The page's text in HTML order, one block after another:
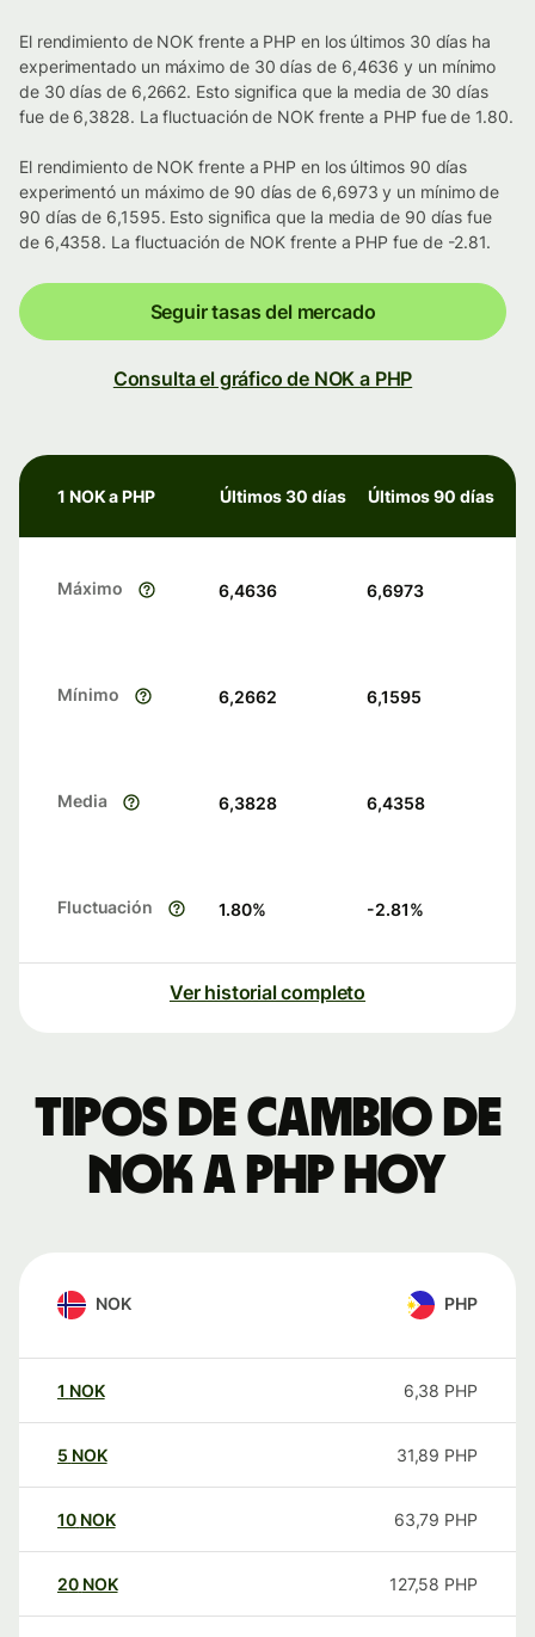
El rendimiento de NOK frente a PHP en los últimos 30 días ha
experimentado un máximo de 30 días de 6,4636 y un mínimo
de 30 días de 6,2662. Esto significa que la media de 30 días
fue de 6,3828. La fluctuación de NOK frente a PHP fue de 1.80.
El rendimiento de NOK frente a PHP en los últimos 90 días
experimentó un máximo de 90 días de 6,6973 y un mínimo de
90 días de 6,1595. Esto significa que la media de 90 días fue
de 6,4358. La fluctuación de NOK frente a PHP fue de -2.81.
Seguir tasas del mercado
Consulta el gráfico de NOK a PHP
1 NOK a PHP Últimos 30 días Últimos 90 días
Máximo 6,4636 6,6973
Mínimo 6,2662 6,1595
Media 6,3828 6,4358
Fluctuación 1.80% -2.81%
Ver historial completo
Tipos de cambio de
NOK a PHP hoy
NOK PHP
1 NOK 6,38 PHP
5 NOK 31,89 PHP
10 NOK 63,79 PHP
20 NOK 127,58 PHP